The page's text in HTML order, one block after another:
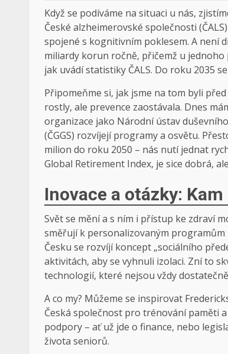
Když se podíváme na situaci u nás,
České alzheimerovské společnosti
spojené s kognitivním poklesem. A není
miliardy korun ročně, přičemž u jednoho
jak uvádí statistiky ČALS. Do roku 2035
Připomeňme si, jak jsme na tom byli
rostly, ale prevence zaostávala. Dnes
organizace jako Národní ústav
(ČGGS) rozvíjejí programy a osvětu.
milion do roku 2050 – nás nutí jednat
Global Retirement Index, je sice dobrá,
Inovace a otázky:
Svět se mění a s ním i přístup ke zdraví
směřují k personalizovaným programům
Česku se rozvíjí koncept „sociálního
aktivitách, aby se vyhnuli izolaci. Zní to
technologií, které nejsou vždy
A co my? Můžeme se inspirovat
Česká společnost pro trénování paměti
podpory – ať už jde o finance, nebo
života seniorů.